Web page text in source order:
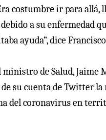
costumbre ir para allá,
a su enfermedad
ayuda”, dice
ministro de Salud, Jaime
su cuenta de Twitter la
del coronavirus en